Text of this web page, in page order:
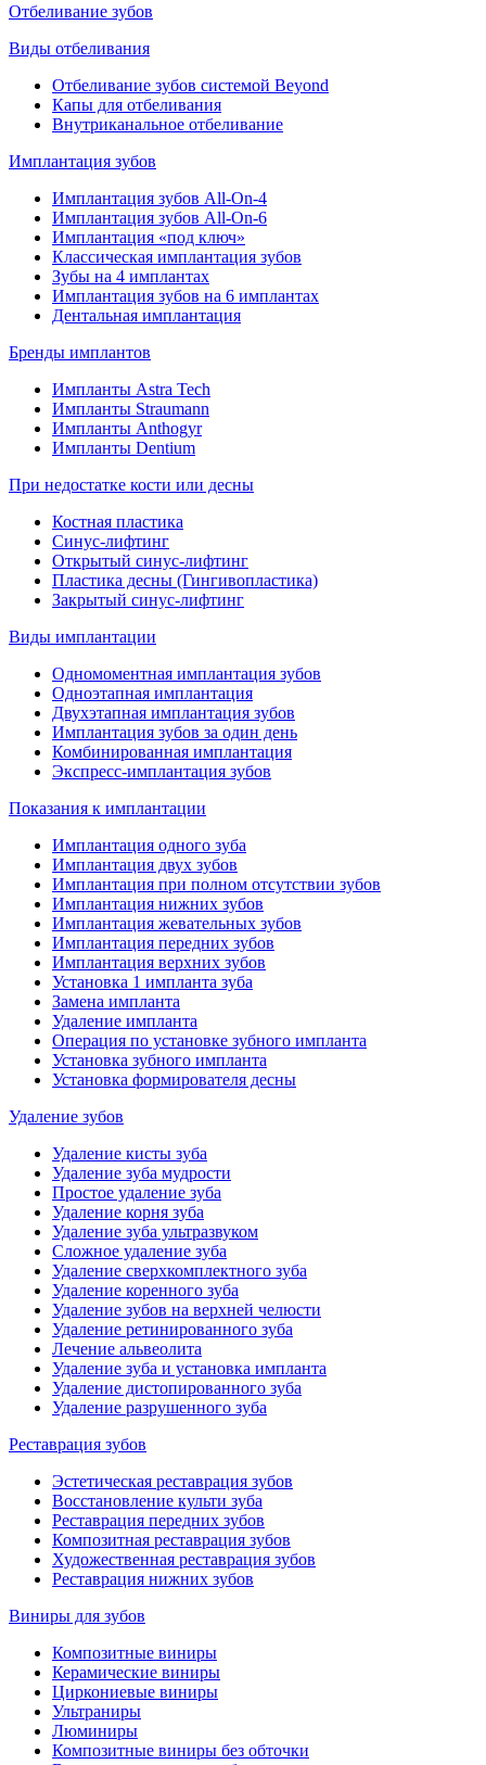
Отбеливание зубов
Виды отбеливания
Отбеливание зубов системой Beyond
Капы для отбеливания
Внутриканальное отбеливание
Имплантация зубов
Имплантация зубов All-On-4
Имплантация зубов All-On-6
Имплантация «под ключ»
Классическая имплантация зубов
Зубы на 4 имплантах
Имплантация зубов на 6 имплантах
Дентальная имплантация
Бренды имплантов
Импланты Astra Tech
Импланты Straumann
Импланты Anthogyr
Импланты Dentium
При недостатке кости или десны
Костная пластика
Синус-лифтинг
Открытый синус-лифтинг
Пластика десны (Гингивопластика)
Закрытый синус-лифтинг
Виды имплантации
Одномоментная имплантация зубов
Одноэтапная имплантация
Двухэтапная имплантация зубов
Имплантация зубов за один день
Комбинированная имплантация
Экспресс-имплантация зубов
Показания к имплантации
Имплантация одного зуба
Имплантация двух зубов
Имплантация при полном отсутствии зубов
Имплантация нижних зубов
Имплантация жевательных зубов
Имплантация передних зубов
Имплантация верхних зубов
Установка 1 импланта зуба
Замена импланта
Удаление импланта
Операция по установке зубного импланта
Установка зубного импланта
Установка формирователя десны
Удаление зубов
Удаление кисты зуба
Удаление зуба мудрости
Простое удаление зуба
Удаление корня зуба
Удаление зуба ультразвуком
Сложное удаление зуба
Удаление сверхкомплектного зуба
Удаление коренного зуба
Удаление зубов на верхней челюсти
Удаление ретинированного зуба
Лечение альвеолита
Удаление зуба и установка импланта
Удаление дистопированного зуба
Удаление разрушенного зуба
Реставрация зубов
Эстетическая реставрация зубов
Восстановление культи зуба
Реставрация передних зубов
Композитная реставрация зубов
Художественная реставрация зубов
Реставрация нижних зубов
Виниры для зубов
Композитные виниры
Керамические виниры
Циркониевые виниры
Ультраниры
Люминиры
Композитные виниры без обточки